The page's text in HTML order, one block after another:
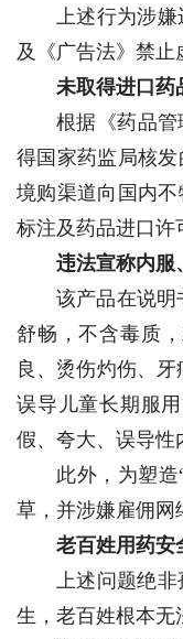
上述行为涉
及《广告法》禁止
未取得进口药
根据《药品
得国家药监局核
境购渠道向国内
标注及药品进口许
违法宣称内服
该产品在说明
舒畅，不含毒质
良、烫伤灼伤、
误导儿童长期服
假、夸大、误导性
此外，为塑
草，并涉嫌雇佣网
老百姓用药安
上述问题绝
生，老百姓根本无